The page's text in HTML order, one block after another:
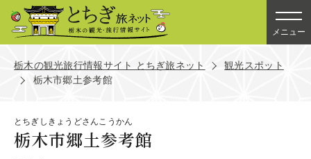
メニュー
栃木の観光旅行情報サイト とちぎ旅ネット
観光スポット
栃木市郷土参考館
とちぎしきょうどさんこうかん
栃木市郷土参考館